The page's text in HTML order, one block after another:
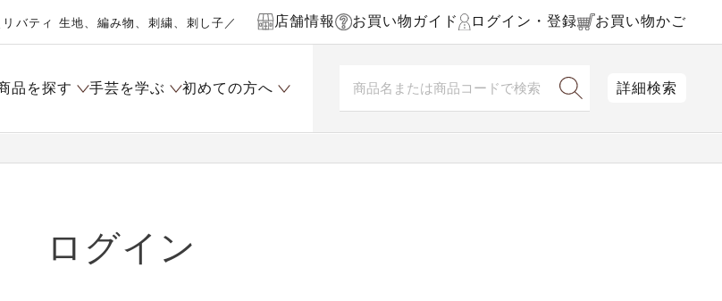
リバティ 生地、編み物、刺繍、刺し子／ 店舗情報 お買い物ガイド ログイン・登録 お買い物かご
品を探す 手芸を学ぶ 初めての方へ 詳細検索
ログイン